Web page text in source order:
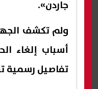
جاردن».
ولم تكشف
أسباب إلغاء
تفاصيل رسمية